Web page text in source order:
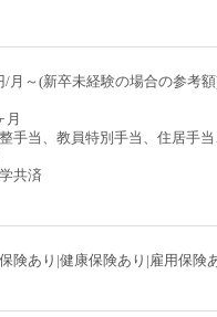
/月～(新卒未経験の場合の参考
月
手当、教員特別手当、住居手当
共済
険あり|健康保険あり|雇用保険